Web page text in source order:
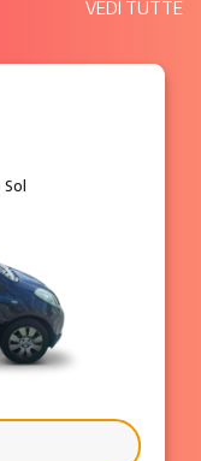
VEDI TUTTE